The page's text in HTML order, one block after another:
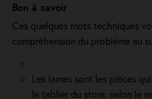
Bon à savoir
Ces quelques mots techniques
compréhension du problème au
Les lames sont les pièces
le tablier du store, selon le